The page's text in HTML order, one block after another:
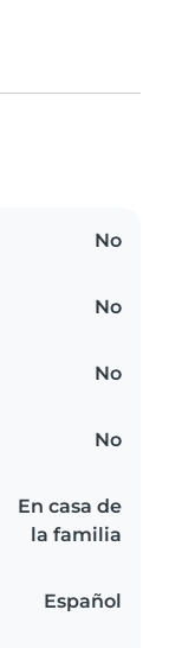
No
No
No
No
En casa de
la familia
Español